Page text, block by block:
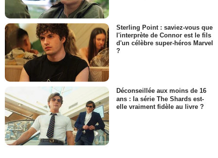
Sterling Point : saviez-vous que
l'interprète de Connor est le fils
d'un célèbre super-héros Marvel
?
Déconseillée aux moins de 16
ans : la série The Shards est-
elle vraiment fidèle au livre ?